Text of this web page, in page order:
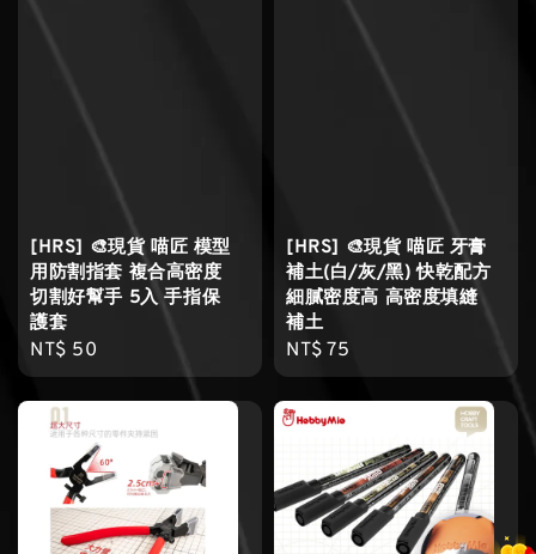
[HRS] 🎨現貨 喵匠 模型
用防割指套 複合高密度
切割好幫手 5入 手指保
護套
Regular
price
NT$ 50
[HRS] 🎨現貨 喵匠 牙膏
補土(白/灰/黑) 快乾配方
細膩密度高 高密度填縫
補土
Regular
price
NT$ 75